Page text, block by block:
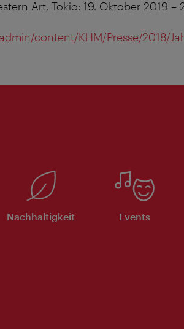
Art, Tokio: 19. Oktober 2019 –
content/KHM/Presse/2018/
Nachhaltigkeit Events